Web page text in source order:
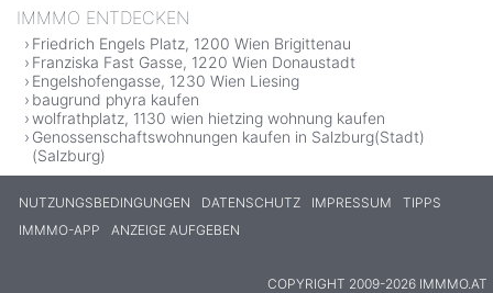
IMMMO ENTDECKEN
Friedrich Engels Platz, 1200 Wien Brigittenau
Franziska Fast Gasse, 1220 Wien Donaustadt
Engelshofengasse, 1230 Wien Liesing
baugrund phyra kaufen
wolfrathplatz, 1130 wien hietzing wohnung kaufen
Genossenschaftswohnungen kaufen in Salzburg(Stadt)
(Salzburg)
NUTZUNGSBEDINGUNGEN DATENSCHUTZ IMPRESSUM
TIPPS
IMMMO-APP
ANZEIGE AUFGEBEN
COPYRIGHT 2009-2026 IMMMO.AT